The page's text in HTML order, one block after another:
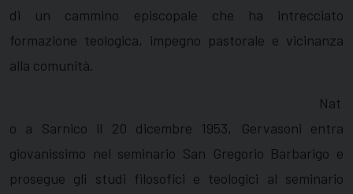
di un cammino episcopale che ha intrecciato
formazione teologica, impegno pastorale e vicinanza
alla comunità.
Nat
o a Sarnico il 20 dicembre 1953, Gervasoni entra
giovanissimo nel seminario San Gregorio Barbarigo e
prosegue gli studi filosofici e teologici al seminario